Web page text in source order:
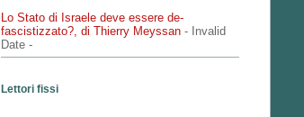
Lo Stato di Israele deve essere de-
fascistizzato?, di Thierry Meyssan - Invalid
Date -
Lettori fissi